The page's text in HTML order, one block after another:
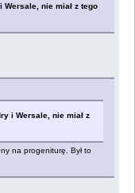
nie miał z tego
i Wersale, nie miał z
na progeniturę. Był to